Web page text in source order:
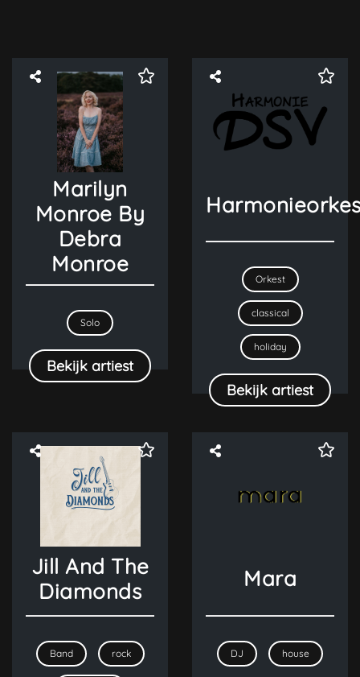
Marilyn
Monroe By
Debra
Monroe
Solo
Bekijk artiest
Orkest
classical
holiday
Bekijk artiest
Jill And The
Diamonds
Band rock
Mara
DJ house